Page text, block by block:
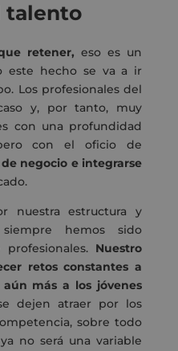
talento
retener, eso es un
este hecho se va a ir
Los profesionales del
y, por tanto, muy
con una profundidad
con el oficio de
negocio e integrarse
nuestra estructura y
hemos sido
Nuestro
retos constantes a
aún más a los jóvenes
dejen atraer por los
sobre todo
no será una variable